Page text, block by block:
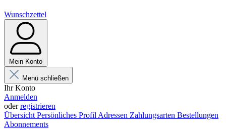
Wunschzettel
Mein Konto
Menü schließen
Ihr Konto
Anmelden
oderregistrieren
Übersicht Persönliches Profil Adressen Zahlungsarten Bestellungen
Abonnements